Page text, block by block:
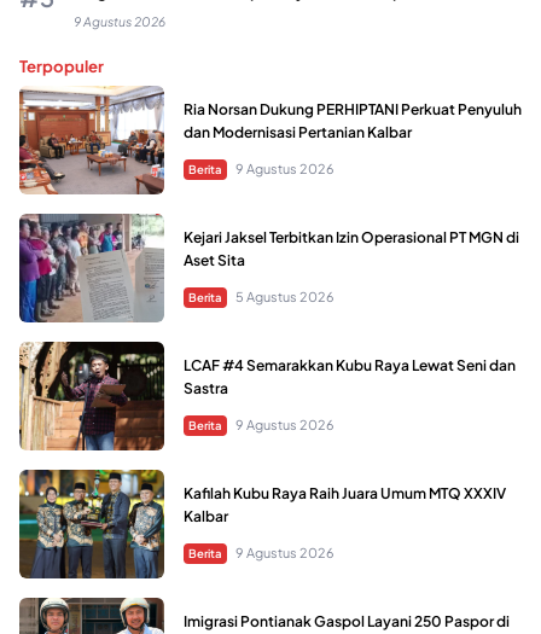
9 Agustus 2026
Terpopuler
Ria Norsan Dukung PERHIPTANI Perkuat Penyuluh
dan Modernisasi Pertanian Kalbar
Berita 9 Agustus 2026
Kejari Jaksel Terbitkan Izin Operasional PT MGN di
Aset Sita
Berita 5 Agustus 2026
LCAF #4 Semarakkan Kubu Raya Lewat Seni dan
Sastra
Berita 9 Agustus 2026
Kafilah Kubu Raya Raih Juara Umum MTQ XXXIV
Kalbar
Berita 9 Agustus 2026
Imigrasi Pontianak Gaspol Layani 250 Paspor di